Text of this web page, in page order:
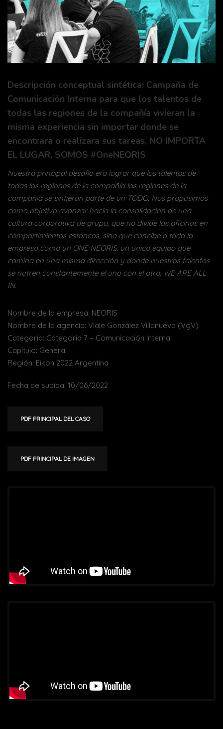
Descripción conceptual sintética: Campaña de
Comunicación Interna para que los talentos de
todas las regiones de la compañía vivieran la
misma experiencia sin importar donde se
encontrara o realizara sus tareas. NO IMPORTA
EL LUGAR, SOMOS #OneNEORIS
Nuestro principal desafío era lograr que los talentos de
todas las regiones de la compañía las regiones de la
compañía se sintieran parte de un TODO. Nos propusimos
como objetivo avanzar hacia la consolidación de una
cultura corporativa de grupo, que no divide las oficinas en
compartimientos estancos, sino que concibe a toda la
empresa como un ONE NEORIS, un único equipo que
camina en una misma dirección y donde nuestros talentos
se nutren constantemente el uno con el otro. WE ARE ALL
IN.
Nombre de la empresa: NEORIS
Nombre de la agencia: Viale González Villanueva (VgV)
Categoría: Categoría 7 – Comunicación interna
Capítulo: General
Región: Eikon 2022 Argentina
Fecha de subida: 10/06/2022
PDF PRINCIPAL DEL CASO
PDF PRINCIPAL DE IMAGEN